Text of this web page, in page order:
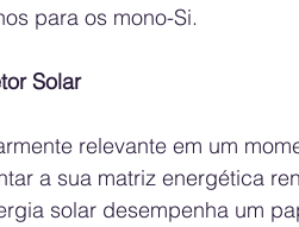
para os mono-Si.
Solar
relevante em um
a sua matriz energética
solar desempenha um